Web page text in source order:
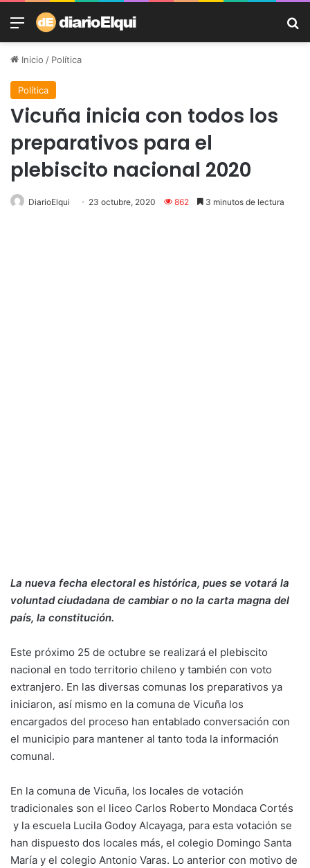
Menú
Inicio / Política
Política
Vicuña inicia con todos los
preparativos para el
plebiscito nacional 2020
DiarioElqui 23 octubre, 2020 862 3 minutos de lectura
La nueva fecha electoral es histórica, pues se votará la
voluntad ciudadana de cambiar o no la carta magna del
país, la constitución.
Este próximo 25 de octubre se realizará el plebiscito
nacional en todo territorio chileno y también con voto
extranjero. En las diversas comunas los preparativos ya
iniciaron, así mismo en la comuna de Vicuña los
encargados del proceso han entablado conversación con
el municipio para mantener al tanto toda la información
comunal.
En la comuna de Vicuña, los locales de votación
tradicionales son el liceo Carlos Roberto Mondaca Cortés
y la escuela Lucila Godoy Alcayaga, para esta votación se
han dispuesto dos locales más, el colegio Domingo Santa
María y el colegio Antonio Varas. Lo anterior con motivo de